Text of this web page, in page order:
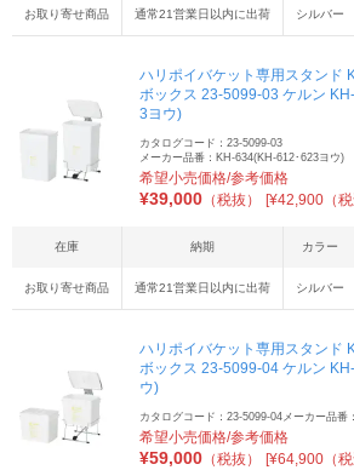
お取り寄せ商品 通常21営業日以内に出荷 シルバー
ハリポイバケット専用スタンド
ボックス 23-5099-03 ケルン
3ヨウ)
カタログコード：23-5099-03
メーカー品番：KH-634(KH-612･623ヨウ)
希望小売価格/参考価格
¥39,000 （税抜） [¥42,900（
在庫 納期 カラー
お取り寄せ商品 通常21営業日以内に出荷 シルバー
ハリポイバケット専用スタンド
ボックス 23-5099-04 ケルン
ウ)
カタログコード：23-5099-04メーカー品番
希望小売価格/参考価格
¥59,000 （税抜） [¥64,900（